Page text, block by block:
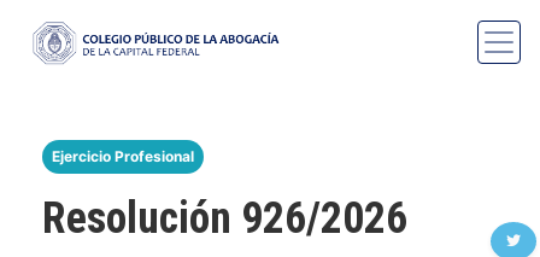
Ejercicio Profesional
Resolución 926/2026